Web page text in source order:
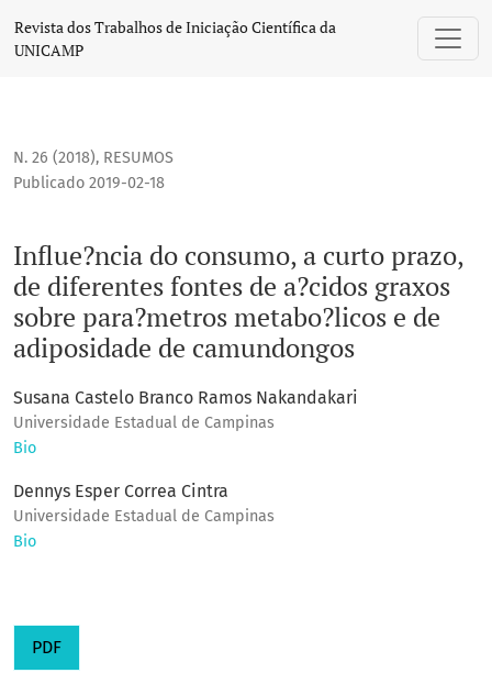
Influe?ncia do consumo, a curto prazo, de diferentes
Revista dos Trabalhos de Iniciação Científica da
UNICAMP
N. 26 (2018), RESUMOS
Influe?ncia do consumo, a curto prazo,
de diferentes fontes de a?cidos graxos
sobre para?metros metabo?licos e de
adiposidade de camundongos
Publicado 2019-02-18
Susana Castelo Branco Ramos Nakandakari
Universidade Estadual de Campinas
Bio
Dennys Esper Correa Cintra
Universidade Estadual de Campinas
Bio
PDF